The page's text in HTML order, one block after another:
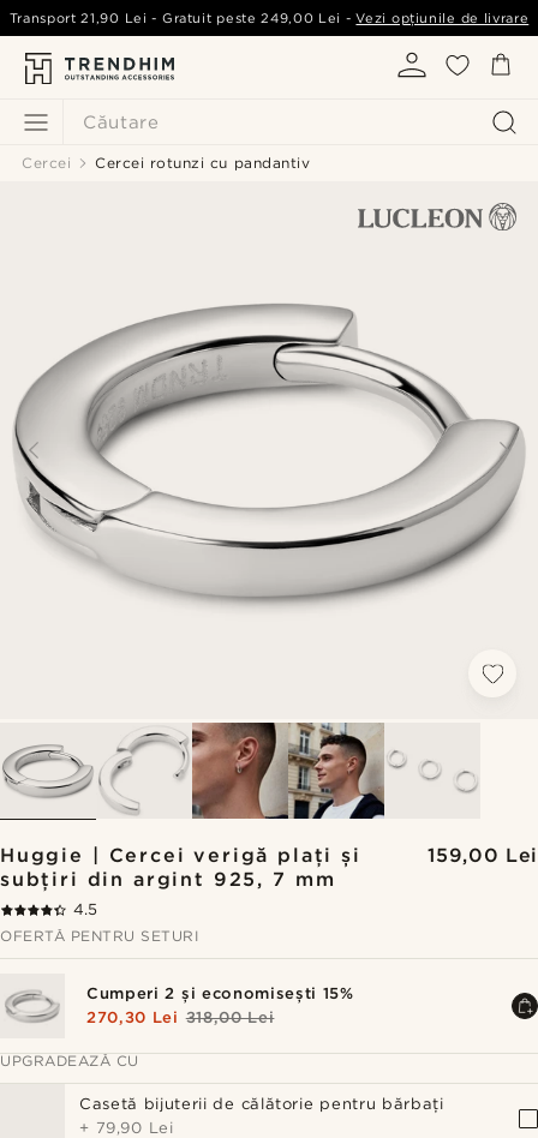
Căutare
Transport 21,90 Lei - Gratuit peste249,00 Lei -Vezi opțiunile de livrare
Cercei Cercei rotunzi cu pandantiv
Huggie | Cercei verigă plați și
subțiri din argint 925, 7 mm
159,00 Lei
4.5
OFERTĂ PENTRU SETURI
Cumperi 2 și economisești 15%
270,30 Lei 318,00 Lei
UPGRADEAZĂ CU
Casetă bijuterii de călătorie pentru bărbați
+ 79,90 Lei